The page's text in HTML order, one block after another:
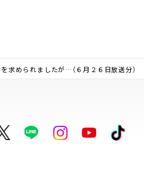
求められましたが…（６月２６日放送分）